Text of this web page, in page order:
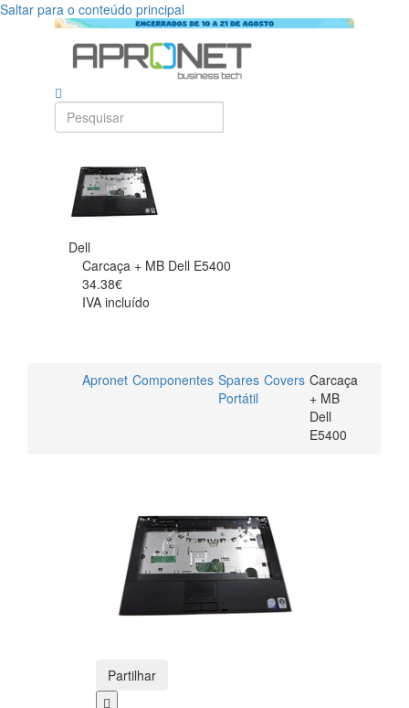
Saltar para o conteúdo principal
Dell
Carcaça + MB Dell E5400
34.38€
IVA incluído
Apronet Componentes Spares
Portátil
Covers Carcaça
+ MB
Dell
E5400
Partilhar